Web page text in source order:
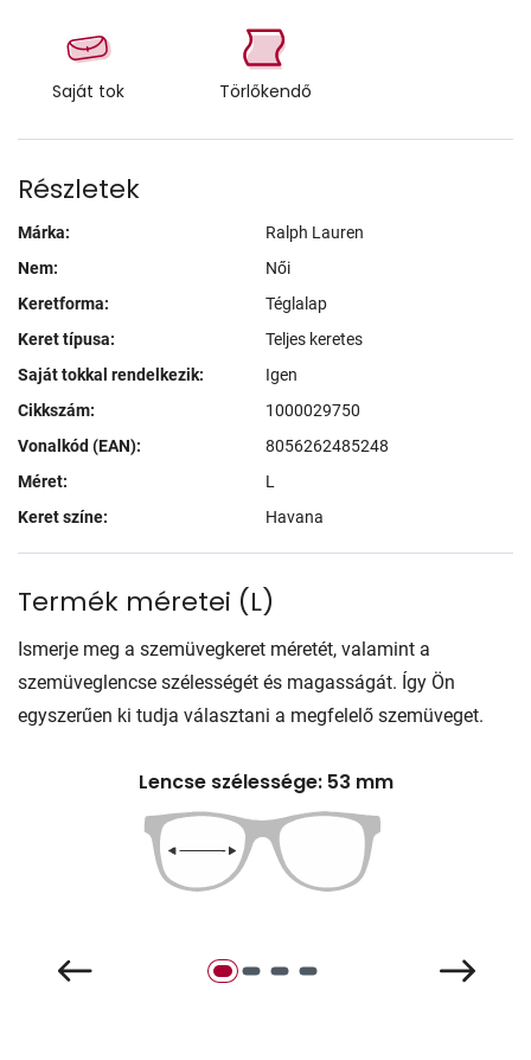
Saját tok Törlőkendő
Részletek
Márka:
Ralph Lauren
Nem:
Női
Keretforma:
Téglalap
Keret típusa:
Teljes keretes
Saját tokkal rendelkezik:
Igen
Cikkszám:
1000029750
Vonalkód (EAN):
8056262485248
Méret:
L
Keret színe:
Havana
Termék méretei (L)
Ismerje meg a szemüvegkeret méretét, valamint a
szemüveglencse szélességét és magasságát. Így Ön
egyszerűen ki tudja választani a megfelelő szemüveget.
Lencse szélessége: 53 mm